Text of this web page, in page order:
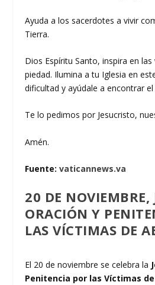
Ayuda a los sacerdotes a vivir
Tierra.
Dios Espíritu Santo, inspira en
piedad. Ilumina a tu Iglesia en
dificultad y ayúdale a encontrar
Te lo pedimos por Jesucristo,
Amén.
Fuente:vaticannews.va
20 DE NOVIEMBRE,
ORACIÓN Y
LAS VÍCTIMAS DE
El 20 de noviembre se celebra la
Penitencia por las Víctimas